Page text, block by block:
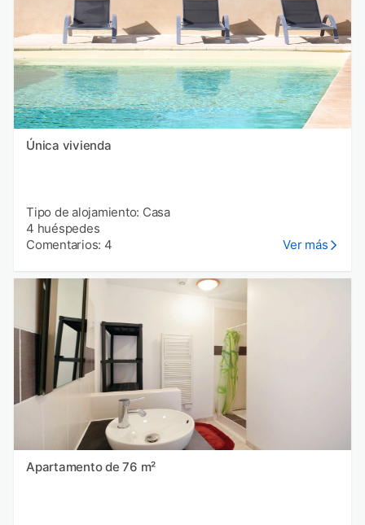
Única vivienda
Tipo de alojamiento: Casa
4 huéspedes
Comentarios: 4
Ver más
Apartamento de 76 m²